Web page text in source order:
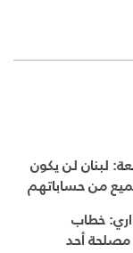
لبنان لن يكون
من حساباتهم
خطاب
أحد